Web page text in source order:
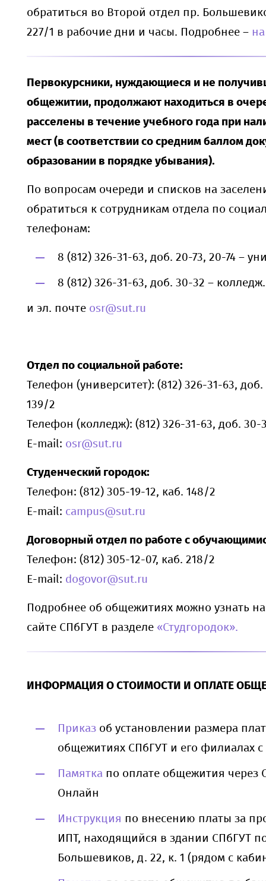
обратиться во Второй отдел пр.
227/1 в рабочие дни и часы. Подробнее –
Первокурсники, нуждающиеся и не
общежитии, продолжают находиться в
расселены в течение учебного года при
мест (в соответствии со средним баллом
образовании в порядке убывания).
По вопросам очереди и списков на
обратиться к сотрудникам отдела по
телефонам:
8 (812) 326-31-63, доб. 20-73, 20-74 –
8 (812) 326-31-63, доб. 30-32 – колледж.
и эл. почте osr@sut.ru
Отдел по социальной работе:
Телефон (университет): (812) 326-31-63, доб.
139/2
Телефон (колледж): (812) 326-31-63, доб. 30-
E-mail: osr@sut.ru
Студенческий городок:
Телефон: (812) 305-19-12, каб. 148/2
E-mail: campus@sut.ru
Договорный отдел по работе с
Телефон: (812) 305-12-07, каб. 218/2
E-mail: dogovor@sut.ru
Подробнее об общежитиях можно узнать
сайте СПбГУТ в разделе «Студгородок».
ИНФОРМАЦИЯ О СТОИМОСТИ И ОПЛАТЕ
Приказ об установлении размера
общежитиях СПбГУТ и его филиалах с
Памятка по оплате общежития через
Онлайн
Инструкция по внесению платы за
ИПТ, находящийся в здании СПбГУТ
Большевиков, д. 22, к. 1 (рядом с